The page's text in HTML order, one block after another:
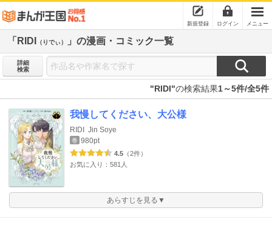
新規登録 ログイン メニュー
「RIDI （りでぃ） 」の漫画・コミック一覧
詳細
検索
"RIDI"の検索結果1～5件/全5件
我慢してください、大公様
RIDI Jin Soye
巻 980pt
4.5 （2件）
お気に入り：581人
あらすじを見る▼